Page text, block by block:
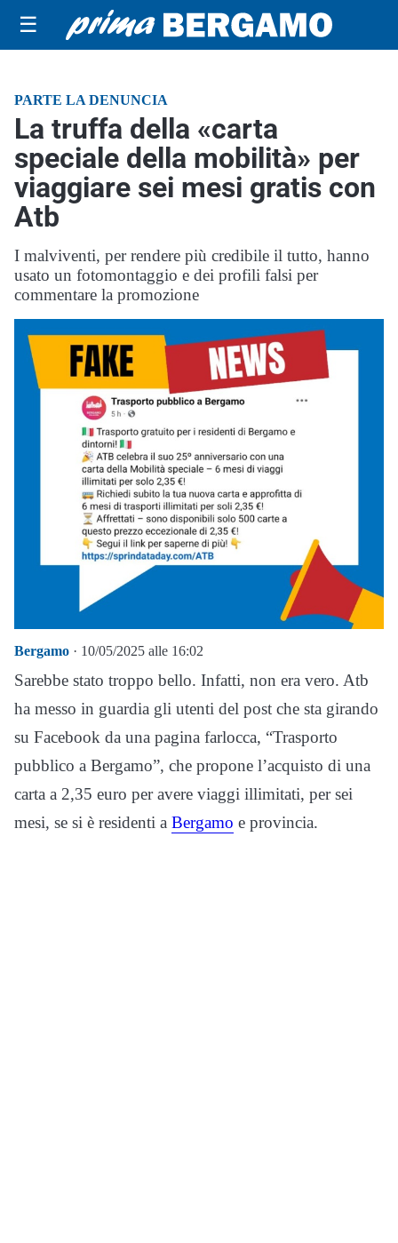
☰
PARTE LA DENUNCIA
La truffa della «carta
speciale della mobilità» per
viaggiare sei mesi gratis con
Atb
I malviventi, per rendere più credibile il tutto, hanno
usato un fotomontaggio e dei profili falsi per
commentare la promozione
Bergamo · 10/05/2025 alle 16:02
Sarebbe stato troppo bello. Infatti, non era vero. Atb
ha messo in guardia gli utenti del post che sta girando
su Facebook da una pagina farlocca, “Trasporto
pubblico a Bergamo”, che propone l’acquisto di una
carta a 2,35 euro per avere viaggi illimitati, per sei
mesi, se si è residenti a Bergamo e provincia.